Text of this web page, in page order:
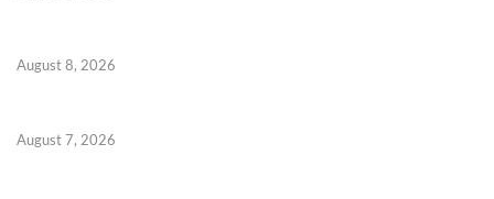
August 8, 2026
August 7, 2026